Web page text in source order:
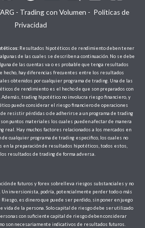
- Trading con Volumen - Políticas de
Privacidad
Resultados hipotéticos de rendimiento deben tener
de las cuales se describen a continuación. No se debe
de las cuentas va o es probable que tenga resultados
hecho, hay diferencias frecuentes entre los resultados
obtenidos por cualquier programa de trading. Una de las
de rendimiento es el hecho de que son preparados con
trading hipotético no involucra riesgo financiero, y
puede considerar el riesgo financiero de operaciones
de resistir pérdidas o de adherirse a un programa de trading
puntos materiales los cuales pueden afectar de manera
real. Hay muchos factores relacionados a los mercados en
cualquier programa de trading especifico, los cuales no
en la preparación de resultados hipotéticos, todos estos,
resultados de trading de forma adversa.
de futuros y forex sobrelleva riesgos substanciales y no
inversionista, podría, potencialmente perder todo o más
es dinero que puede ser perdido, sin poner en juego
vida de la persona. Solo capital de riesgo debe ser utilizado
con suficiente capital de riesgo deben considerar
son necesariamente indicativos de resultados futuros.